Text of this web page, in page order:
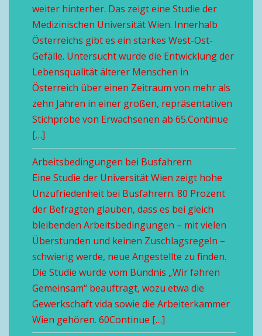
weiter hinterher. Das zeigt eine Studie der
Medizinischen Universität Wien. Innerhalb
Österreichs gibt es ein starkes West-Ost-
Gefälle. Untersucht wurde die Entwicklung der
Lebensqualität älterer Menschen in
Österreich über einen Zeitraum von mehr als
zehn Jahren in einer großen, repräsentativen
Stichprobe von Erwachsenen ab 65.Continue
[…]
Arbeitsbedingungen bei Busfahrern
Eine Studie der Universität Wien zeigt hohe
Unzufriedenheit bei Busfahrern. 80 Prozent
der Befragten glauben, dass es bei gleich
bleibenden Arbeitsbedingungen – mit vielen
Überstunden und keinen Zuschlagsregeln –
schwierig werde, neue Angestellte zu finden.
Die Studie wurde vom Bündnis „Wir fahren
Gemeinsam“ beauftragt, wozu etwa die
Gewerkschaft vida sowie die Arbeiterkammer
Wien gehören. 60Continue […]